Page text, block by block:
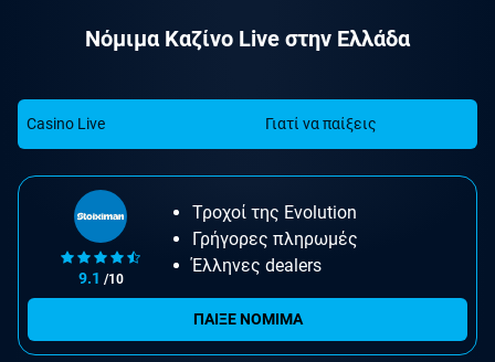
Νόμιμα Καζίνο Live στην Ελλάδα
Casino Live Γιατί να παίξεις
9.1 /10
Τροχοί της Evolution
Γρήγορες πληρωμές
Έλληνες dealers
ΠΑΙΞΕ ΝΟΜΙΜΑ